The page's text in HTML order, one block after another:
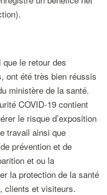
le retour des
ont été très bien réussis
ministère de la santé.
COVID-19 contient
le risque d’exposition
travail ainsi que
prévention et de
et ou la
la protection de la santé
clients et visiteurs.